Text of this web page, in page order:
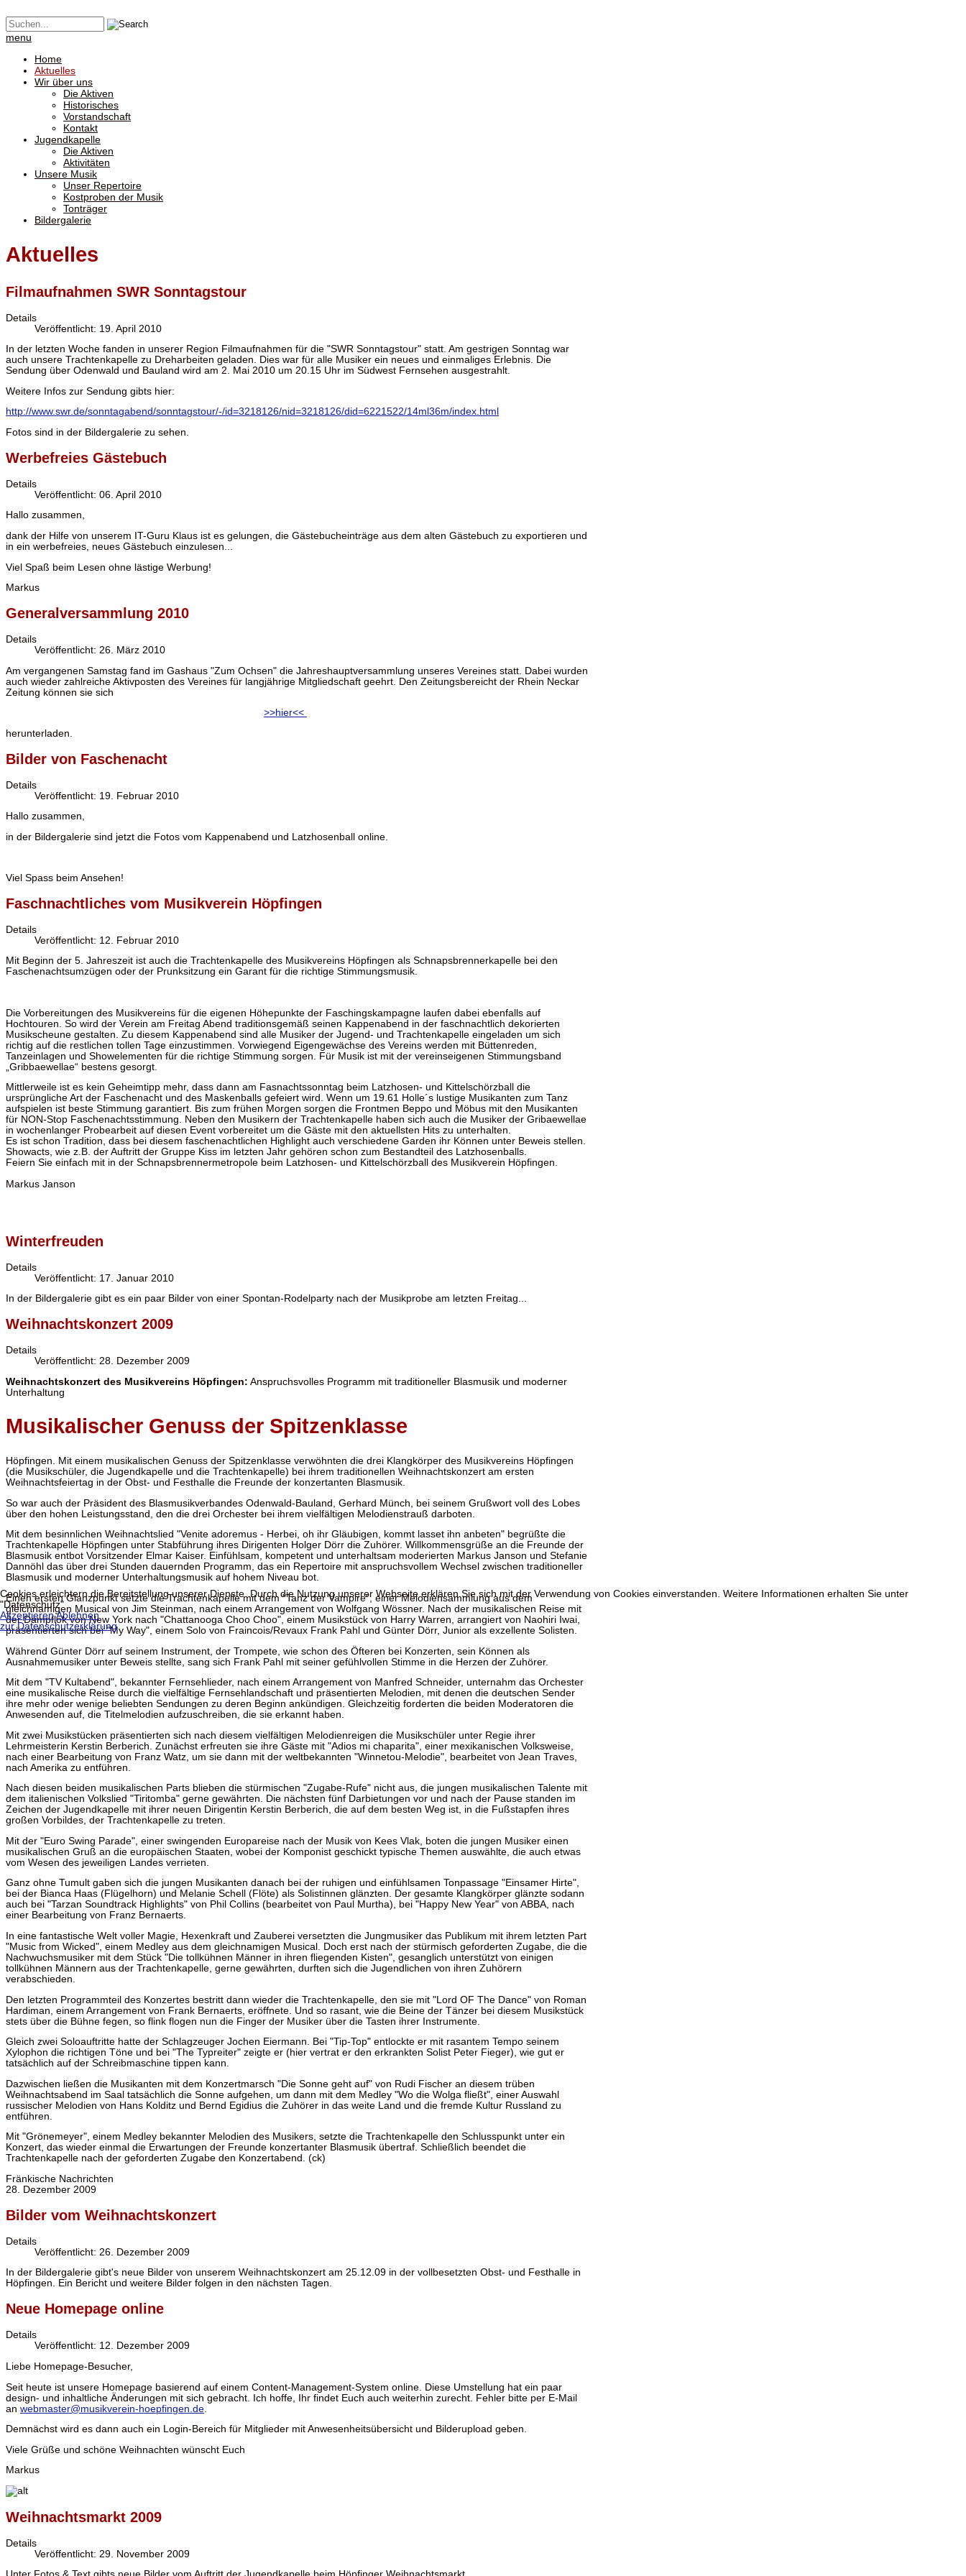
menu
Home
Aktuelles
Wir über uns
Die Aktiven
Historisches
Vorstandschaft
Kontakt
Jugendkapelle
Die Aktiven
Aktivitäten
Unsere Musik
Unser Repertoire
Kostproben der Musik
Tonträger
Bildergalerie
Aktuelles
Filmaufnahmen SWR Sonntagstour
Details
Veröffentlicht: 19. April 2010
In der letzten Woche fanden in unserer Region Filmaufnahmen für die "SWR Sonntagstour" statt. Am gestrigen Sonntag war
auch unsere Trachtenkapelle zu Dreharbeiten geladen. Dies war für alle Musiker ein neues und einmaliges Erlebnis. Die
Sendung über Odenwald und Bauland wird am 2. Mai 2010 um 20.15 Uhr im Südwest Fernsehen ausgestrahlt.
Weitere Infos zur Sendung gibts hier:
http://www.swr.de/sonntagabend/sonntagstour/-/id=3218126/nid=3218126/did=6221522/14ml36m/index.html
Fotos sind in der Bildergalerie zu sehen.
Werbefreies Gästebuch
Details
Veröffentlicht: 06. April 2010
Hallo zusammen,
dank der Hilfe von unserem IT-Guru Klaus ist es gelungen, die Gästebucheinträge aus dem alten Gästebuch zu exportieren und
in ein werbefreies, neues Gästebuch einzulesen...
Viel Spaß beim Lesen ohne lästige Werbung!
Markus
Generalversammlung 2010
Details
Veröffentlicht: 26. März 2010
Am vergangenen Samstag fand im Gashaus "Zum Ochsen" die Jahreshauptversammlung unseres Vereines statt. Dabei wurden
auch wieder zahlreiche Aktivposten des Vereines für langjährige Mitgliedschaft geehrt. Den Zeitungsbereicht der Rhein Neckar
Zeitung können sie sich
>>hier<<
herunterladen.
Bilder von Faschenacht
Details
Veröffentlicht: 19. Februar 2010
Hallo zusammen,
in der Bildergalerie sind jetzt die Fotos vom Kappenabend und Latzhosenball online.
Viel Spass beim Ansehen!
Faschnachtliches vom Musikverein Höpfingen
Details
Veröffentlicht: 12. Februar 2010
Mit Beginn der 5. Jahreszeit ist auch die Trachtenkapelle des Musikvereins Höpfingen als Schnapsbrennerkapelle bei den
Faschenachtsumzügen oder der Prunksitzung ein Garant für die richtige Stimmungsmusik.
Die Vorbereitungen des Musikvereins für die eigenen Höhepunkte der Faschingskampagne laufen dabei ebenfalls auf
Hochtouren. So wird der Verein am Freitag Abend traditionsgemäß seinen Kappenabend in der faschnachtlich dekorierten
Musikscheune gestalten. Zu diesem Kappenabend sind alle Musiker der Jugend- und Trachtenkapelle eingeladen um sich
richtig auf die restlichen tollen Tage einzustimmen. Vorwiegend Eigengewächse des Vereins werden mit Büttenreden,
Tanzeinlagen und Showelementen für die richtige Stimmung sorgen. Für Musik ist mit der vereinseigenen Stimmungsband
„Gribbaewellae“ bestens gesorgt.
Mittlerweile ist es kein Geheimtipp mehr, dass dann am Fasnachtssonntag beim Latzhosen- und Kittelschörzball die
ursprüngliche Art der Faschenacht und des Maskenballs gefeiert wird. Wenn um 19.61 Holle´s lustige Musikanten zum Tanz
aufspielen ist beste Stimmung garantiert. Bis zum frühen Morgen sorgen die Frontmen Beppo und Möbus mit den Musikanten
für NON-Stop Faschenachtsstimmung. Neben den Musikern der Trachtenkapelle haben sich auch die Musiker der Gribaewellae
in wochenlanger Probearbeit auf diesen Event vorbereitet um die Gäste mit den aktuellsten Hits zu unterhalten.
Es ist schon Tradition, dass bei diesem faschenachtlichen Highlight auch verschiedene Garden ihr Können unter Beweis stellen.
Showacts, wie z.B. der Auftritt der Gruppe Kiss im letzten Jahr gehören schon zum Bestandteil des Latzhosenballs.
Feiern Sie einfach mit in der Schnapsbrennermetropole beim Latzhosen- und Kittelschörzball des Musikverein Höpfingen.
Markus Janson
Winterfreuden
Details
Veröffentlicht: 17. Januar 2010
In der Bildergalerie gibt es ein paar Bilder von einer Spontan-Rodelparty nach der Musikprobe am letzten Freitag...
Weihnachtskonzert 2009
Details
Veröffentlicht: 28. Dezember 2009
Weihnachtskonzert des Musikvereins Höpfingen: Anspruchsvolles Programm mit traditioneller Blasmusik und moderner
Unterhaltung
Musikalischer Genuss der Spitzenklasse
Höpfingen. Mit einem musikalischen Genuss der Spitzenklasse verwöhnten die drei Klangkörper des Musikvereins Höpfingen
(die Musikschüler, die Jugendkapelle und die Trachtenkapelle) bei ihrem traditionellen Weihnachtskonzert am ersten
Weihnachtsfeiertag in der Obst- und Festhalle die Freunde der konzertanten Blasmusik.
So war auch der Präsident des Blasmusikverbandes Odenwald-Bauland, Gerhard Münch, bei seinem Grußwort voll des Lobes
über den hohen Leistungsstand, den die drei Orchester bei ihrem vielfältigen Melodienstrauß darboten.
Mit dem besinnlichen Weihnachtslied "Venite adoremus - Herbei, oh ihr Gläubigen, kommt lasset ihn anbeten" begrüßte die
Trachtenkapelle Höpfingen unter Stabführung ihres Dirigenten Holger Dörr die Zuhörer. Willkommensgrüße an die Freunde der
Blasmusik entbot Vorsitzender Elmar Kaiser. Einfühlsam, kompetent und unterhaltsam moderierten Markus Janson und Stefanie
Dannöhl das über drei Stunden dauernden Programm, das ein Repertoire mit anspruchsvollem Wechsel zwischen traditioneller
Blasmusik und moderner Unterhaltungsmusik auf hohem Niveau bot.
Einen ersten Glanzpunkt setzte die Trachtenkapelle mit dem "Tanz der Vampire", einer Melodiensammlung aus dem
gleichnamigen Musical von Jim Steinman, nach einem Arrangement von Wolfgang Wössner. Nach der musikalischen Reise mit
der Dampflok von New York nach "Chattanooga Choo Choo", einem Musikstück von Harry Warren, arrangiert von Naohiri Iwai,
präsentierten sich bei "My Way", einem Solo von Fraincois/Revaux Frank Pahl und Günter Dörr, Junior als exzellente Solisten.
Während Günter Dörr auf seinem Instrument, der Trompete, wie schon des Öfteren bei Konzerten, sein Können als
Ausnahmemusiker unter Beweis stellte, sang sich Frank Pahl mit seiner gefühlvollen Stimme in die Herzen der Zuhörer.
Mit dem "TV Kultabend", bekannter Fernsehlieder, nach einem Arrangement von Manfred Schneider, unternahm das Orchester
eine musikalische Reise durch die vielfältige Fernsehlandschaft und präsentierten Melodien, mit denen die deutschen Sender
ihre mehr oder wenige beliebten Sendungen zu deren Beginn ankündigen. Gleichzeitig forderten die beiden Moderatoren die
Anwesenden auf, die Titelmelodien aufzuschreiben, die sie erkannt haben.
Mit zwei Musikstücken präsentierten sich nach diesem vielfältigen Melodienreigen die Musikschüler unter Regie ihrer
Lehrmeisterin Kerstin Berberich. Zunächst erfreuten sie ihre Gäste mit "Adios mi chaparita", einer mexikanischen Volksweise,
nach einer Bearbeitung von Franz Watz, um sie dann mit der weltbekannten "Winnetou-Melodie", bearbeitet von Jean Traves,
nach Amerika zu entführen.
Nach diesen beiden musikalischen Parts blieben die stürmischen "Zugabe-Rufe" nicht aus, die jungen musikalischen Talente mit
dem italienischen Volkslied "Tiritomba" gerne gewährten. Die nächsten fünf Darbietungen vor und nach der Pause standen im
Zeichen der Jugendkapelle mit ihrer neuen Dirigentin Kerstin Berberich, die auf dem besten Weg ist, in die Fußstapfen ihres
großen Vorbildes, der Trachtenkapelle zu treten.
Mit der "Euro Swing Parade", einer swingenden Europareise nach der Musik von Kees Vlak, boten die jungen Musiker einen
musikalischen Gruß an die europäischen Staaten, wobei der Komponist geschickt typische Themen auswählte, die auch etwas
vom Wesen des jeweiligen Landes verrieten.
Ganz ohne Tumult gaben sich die jungen Musikanten danach bei der ruhigen und einfühlsamen Tonpassage "Einsamer Hirte",
bei der Bianca Haas (Flügelhorn) und Melanie Schell (Flöte) als Solistinnen glänzten. Der gesamte Klangkörper glänzte sodann
auch bei "Tarzan Soundtrack Highlights" von Phil Collins (bearbeitet von Paul Murtha), bei "Happy New Year" von ABBA, nach
einer Bearbeitung von Franz Bernaerts.
In eine fantastische Welt voller Magie, Hexenkraft und Zauberei versetzten die Jungmusiker das Publikum mit ihrem letzten Part
"Music from Wicked", einem Medley aus dem gleichnamigen Musical. Doch erst nach der stürmisch geforderten Zugabe, die die
Nachwuchsmusiker mit dem Stück "Die tollkühnen Männer in ihren fliegenden Kisten", gesanglich unterstützt von einigen
tollkühnen Männern aus der Trachtenkapelle, gerne gewährten, durften sich die Jugendlichen von ihren Zuhörern
verabschieden.
Den letzten Programmteil des Konzertes bestritt dann wieder die Trachtenkapelle, den sie mit "Lord OF The Dance" von Roman
Hardiman, einem Arrangement von Frank Bernaerts, eröffnete. Und so rasant, wie die Beine der Tänzer bei diesem Musikstück
stets über die Bühne fegen, so flink flogen nun die Finger der Musiker über die Tasten ihrer Instrumente.
Gleich zwei Soloauftritte hatte der Schlagzeuger Jochen Eiermann. Bei "Tip-Top" entlockte er mit rasantem Tempo seinem
Xylophon die richtigen Töne und bei "The Typreiter" zeigte er (hier vertrat er den erkrankten Solist Peter Fieger), wie gut er
tatsächlich auf der Schreibmaschine tippen kann.
Dazwischen ließen die Musikanten mit dem Konzertmarsch "Die Sonne geht auf" von Rudi Fischer an diesem trüben
Weihnachtsabend im Saal tatsächlich die Sonne aufgehen, um dann mit dem Medley "Wo die Wolga fließt", einer Auswahl
russischer Melodien von Hans Kolditz und Bernd Egidius die Zuhörer in das weite Land und die fremde Kultur Russland zu
entführen.
Mit "Grönemeyer", einem Medley bekannter Melodien des Musikers, setzte die Trachtenkapelle den Schlusspunkt unter ein
Konzert, das wieder einmal die Erwartungen der Freunde konzertanter Blasmusik übertraf. Schließlich beendet die
Trachtenkapelle nach der geforderten Zugabe den Konzertabend. (ck)
Fränkische Nachrichten
28. Dezember 2009
Bilder vom Weihnachtskonzert
Details
Veröffentlicht: 26. Dezember 2009
In der Bildergalerie gibt's neue Bilder von unserem Weihnachtskonzert am 25.12.09 in der vollbesetzten Obst- und Festhalle in
Höpfingen. Ein Bericht und weitere Bilder folgen in den nächsten Tagen.
Neue Homepage online
Details
Veröffentlicht: 12. Dezember 2009
Liebe Homepage-Besucher,
Seit heute ist unsere Homepage basierend auf einem Content-Management-System online. Diese Umstellung hat ein paar
design- und inhaltliche Änderungen mit sich gebracht. Ich hoffe, Ihr findet Euch auch weiterhin zurecht. Fehler bitte per E-Mail
an webmaster@musikverein-hoepfingen.de
Demnächst wird es dann auch ein Login-Bereich für Mitglieder mit Anwesenheitsübersicht und Bilderupload geben.
Viele Grüße und schöne Weihnachten wünscht Euch
Markus
Weihnachtsmarkt 2009
Details
Veröffentlicht: 29. November 2009
Cookies erleichtern die Bereitstellung unserer Dienste. Durch die Nutzung unserer Webseite erklären Sie sich mit der Verwendung von Cookies einverstanden. Weitere Informationen erhalten Sie unter
"Datenschutz"
Akzeptieren Ablehnen
zur Datenschutzerklärung